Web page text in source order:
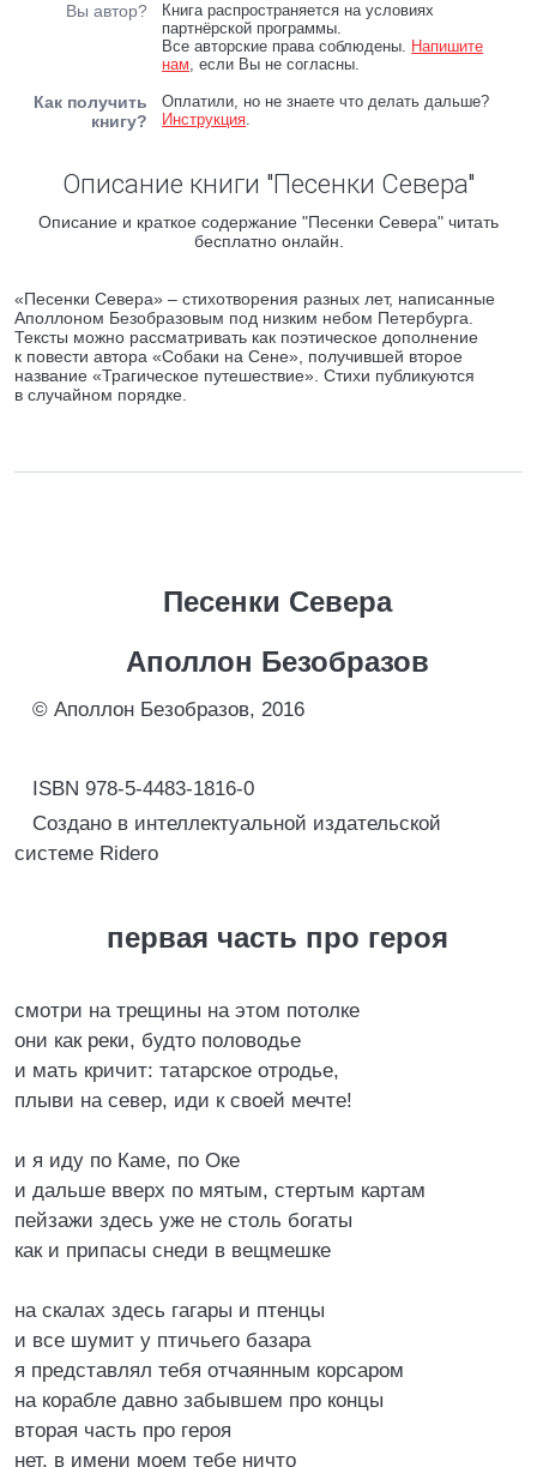
Вы автор?
Книга распространяется на условиях
партнёрской программы.
Все авторские права соблюдены. Напишите
нам, если Вы не согласны.
Как получить
книгу?
Оплатили, но не знаете что делать дальше?
Инструкция.
Описание книги "Песенки Севера"
Описание и краткое содержание "Песенки Севера" читать
бесплатно онлайн.
«Песенки Севера» – стихотворения разных лет, написанные
Аполлоном Безобразовым под низким небом Петербурга.
Тексты можно рассматривать как поэтическое дополнение
к повести автора «Собаки на Сене», получившей второе
название «Трагическое путешествие». Стихи публикуются
в случайном порядке.
Песенки Севера
Аполлон Безобразов
© Аполлон Безобразов, 2016
ISBN 978-5-4483-1816-0
Создано в интеллектуальной издательской
системе Ridero
первая часть про героя
смотри на трещины на этом потолке
они как реки, будто половодье
и мать кричит: татарское отродье,
плыви на север, иди к своей мечте!
и я иду по Каме, по Оке
и дальше вверх по мятым, стертым картам
пейзажи здесь уже не столь богаты
как и припасы снеди в вещмешке
на скалах здесь гагары и птенцы
и все шумит у птичьего базара
я представлял тебя отчаянным корсаром
на корабле давно забывшем про концы
вторая часть про героя
нет, в имени моем тебе ничто